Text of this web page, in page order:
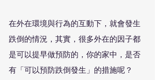
在外在環境與行為的互動下，就會發生
跌倒的情況，其實，很多外在的因子都
是可以提早做預防的，你的家中，是否
有「可以預防跌倒發生」的措施呢？